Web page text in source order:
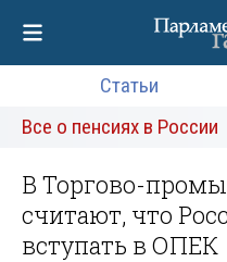
Статьи
Все о пенсиях в России
В Торгово-
считают, что
вступать в ОПЕК